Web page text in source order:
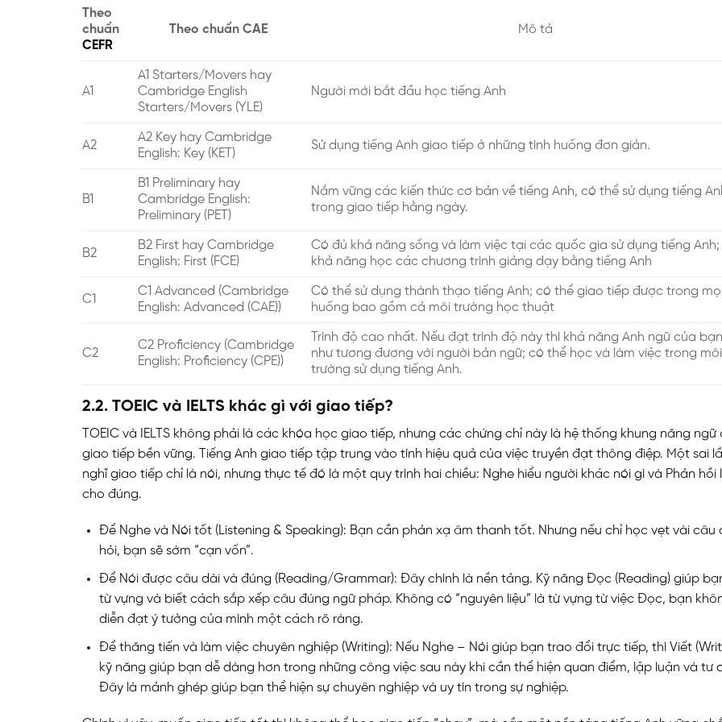
Theo
chuẩn
CEFR
Theo chuẩn CAE Mô tả
A1
A1 Starters/Movers hay
Cambridge English
Starters/Movers (YLE)
Người mới bắt đầu học tiếng Anh
A2
A2 Key hay Cambridge
English: Key (KET)
Sử dụng tiếng Anh giao tiếp ở những tình huống đơn giản.
B1
B1 Preliminary hay
Cambridge English:
Preliminary (PET)
Nắm vững các kiến thức cơ bản về tiếng Anh, có thể sử dụng tiếng
trong giao tiếp hằng ngày.
B2
B2 First hay Cambridge
English: First (FCE)
Có đủ khả năng sống và làm việc tại các quốc gia sử dụng tiếng Anh;
khả năng học các chương trình giảng dạy bằng tiếng Anh
C1
C1 Advanced (Cambridge
English: Advanced (CAE))
Có thể sử dụng thành thạo tiếng Anh; có thể giao tiếp được trong
huống bao gồm cả môi trường học thuật
C2
C2 Proficiency (Cambridge
English: Proficiency (CPE))
Trình độ cao nhất. Nếu đạt trình độ này thì khả năng Anh ngữ của
như tương đương với người bản ngữ; có thể học và làm việc trong môi
trường sử dụng tiếng Anh.
2.2. TOEIC và IELTS khác gì với giao tiếp?
TOEIC và IELTS không phải là các khóa học giao tiếp, nhưng các chứng chỉ này là hệ thống khung năng ngữ
giao tiếp bền vững. Tiếng Anh giao tiếp tập trung vào tính hiệu quả của việc truyền đạt thông điệp. Một sai
nghĩ giao tiếp chỉ là nói, nhưng thực tế đó là một quy trình hai chiều: Nghe hiểu người khác nói gì và Phản hồi
cho đúng.
Để Nghe và Nói tốt (Listening & Speaking): Bạn cần phản xạ âm thanh tốt. Nhưng nếu chỉ học vẹt vài câu
hỏi, bạn sẽ sớm “cạn vốn”.
Để Nói được câu dài và đúng (Reading/Grammar): Đây chính là nền tảng. Kỹ năng Đọc (Reading) giúp
từ vựng và biết cách sắp xếp câu đúng ngữ pháp. Không có “nguyên liệu” là từ vựng từ việc Đọc, bạn
diễn đạt ý tưởng của mình một cách rõ ràng.
Để thăng tiến và làm việc chuyên nghiệp (Writing): Nếu Nghe – Nói giúp bạn trao đổi trực tiếp, thì Viết
kỹ năng giúp bạn dễ dàng hơn trong những công việc sau này khi cần thể hiện quan điểm, lập luận và tư
Đây là mảnh ghép giúp bạn thể hiện sự chuyên nghiệp và uy tín trong sự nghiệp.
ĐĂNG KÝ TƯ VẤN